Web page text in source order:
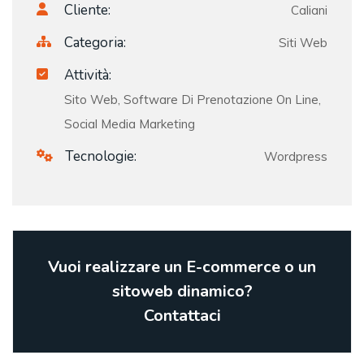
Cliente: Caliani
Categoria: Siti Web
Attività:
Sito Web, Software Di Prenotazione On Line,
Social Media Marketing
Tecnologie: Wordpress
Vuoi realizzare un E-commerce o un
sitoweb dinamico?
Contattaci